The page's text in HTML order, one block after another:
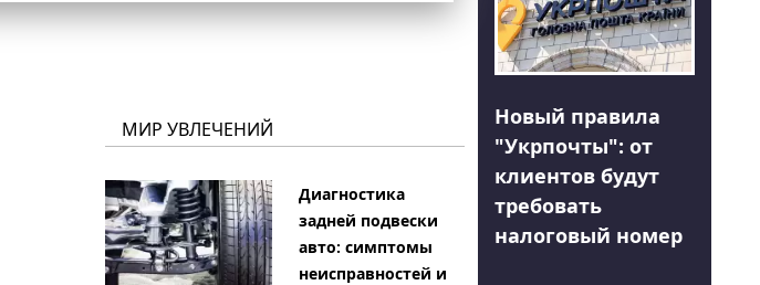
МИР УВЛЕЧЕНИЙ
Диагностика
задней подвески
авто: симптомы
неисправностей и
Новый правила
"Укрпочты": от
клиентов будут
требовать
налоговый номер